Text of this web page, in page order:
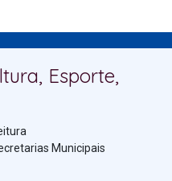
Esporte,
Municipais